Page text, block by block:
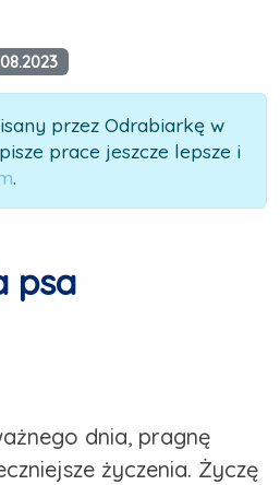
przez Odrabiarkę w
prace jeszcze lepsze i
.
psa
dnia, pragnę
życzenia. Życzę